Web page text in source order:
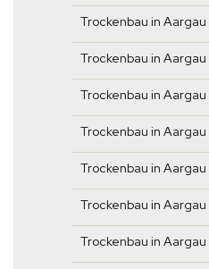
Trockenbau in Aargau
Trockenbau in Aargau
Trockenbau in Aargau
Trockenbau in
Trockenbau in
Trockenbau in
Trockenbau in